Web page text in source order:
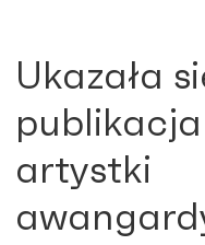
Ukazała
publikacja
artystki